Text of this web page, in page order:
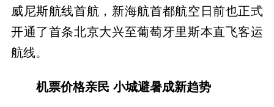
威尼斯航线首航，新海航首都航空日前也正式
开通了首条北京大兴至葡萄牙里斯本直飞客运
航线。
机票价格亲民 小城避暑成新趋势